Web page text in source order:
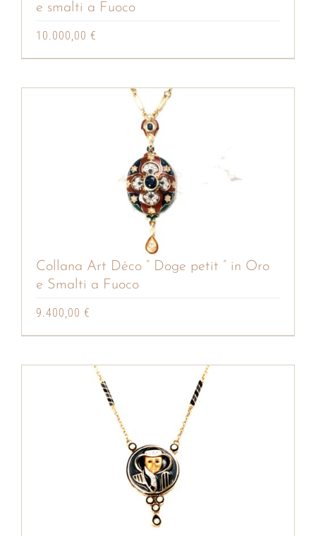
e smalti a Fuoco
10.000,00 €
Collana Art Déco ” Doge petit ” in Oro
e Smalti a Fuoco
9.400,00 €